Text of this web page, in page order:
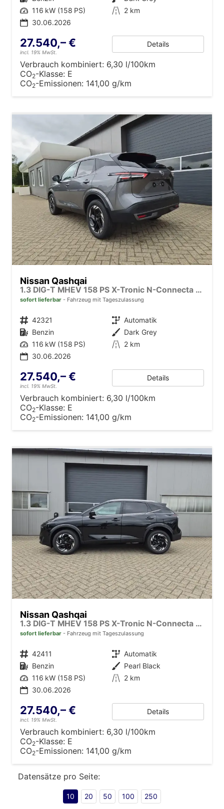
Leistung 116 kW (158 PS) Kilometerstand 2 km
30.06.2026
27.540,– €
incl. 19% MwSt.
Details
Verbrauch kombiniert: 6,30 l/100km
CO2-Klasse: E
CO2-Emissionen: 141,00 g/km
Nissan Qashqai
1.3 DIG-T MHEV 158 PS X-Tronic N-Connecta Teil-Leder PanoGlasdach Klimaautomatik Sitzheizung Lenkradheizung Navi ACC PDC v+h 360°Kamera DAB Bluetooth Touchscreen Apple CarPlay Android Auto 18"LM
sofort lieferbar Fahrzeug mit Tageszulassung
Fahrzeugnr. 42321 Getriebe Automatik
Kraftstoff Benzin Außenfarbe Dark Grey
Leistung 116 kW (158 PS) Kilometerstand 2 km
30.06.2026
27.540,– €
incl. 19% MwSt.
Details
Verbrauch kombiniert: 6,30 l/100km
CO2-Klasse: E
CO2-Emissionen: 141,00 g/km
Nissan Qashqai
1.3 DIG-T MHEV 158 PS X-Tronic N-Connecta Teil-Leder PanoGlasdach Klimaautomatik Sitzheizung Lenkradheizung Navi ACC PDC v+h 360°Kamera DAB Bluetooth Touchscreen Apple CarPlay Android Auto 18"LM
sofort lieferbar Fahrzeug mit Tageszulassung
Fahrzeugnr. 42411 Getriebe Automatik
Kraftstoff Benzin Außenfarbe Pearl Black
Leistung 116 kW (158 PS) Kilometerstand 2 km
30.06.2026
27.540,– €
incl. 19% MwSt.
Details
Verbrauch kombiniert: 6,30 l/100km
CO2-Klasse: E
CO2-Emissionen: 141,00 g/km
Datensätze pro Seite:
10 20 50 100 250